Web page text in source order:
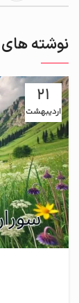
نوشته
21
اردیبهشت